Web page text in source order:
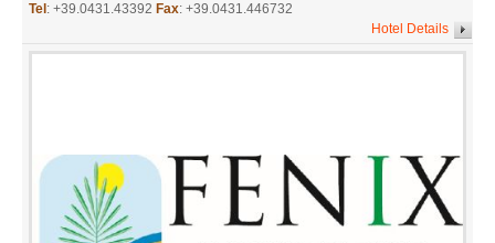
Tel : +39.0431.43392 Fax: +39.0431.446732
Hotel Details